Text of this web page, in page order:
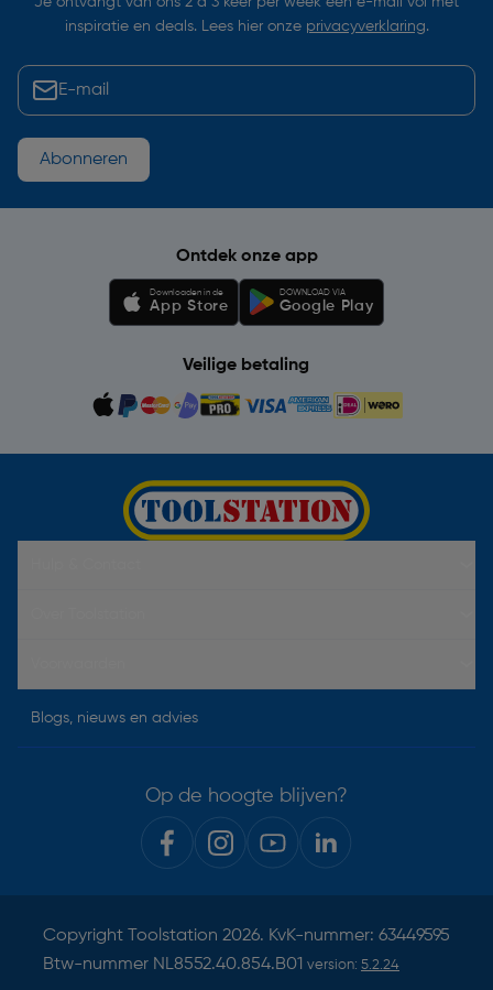
inspiratie en deals. Lees hier onze privacyverklaring.
Abonneren
Ontdek onze app
Downloaden in de
App Store
DOWNLOAD VIA
Google Play
Veilige betaling
Blogs, nieuws en advies
Op de hoogte blijven?
Copyright Toolstation 2026. KvK-nummer: 63449595
Btw-nummer NL8552.40.854.B01 version: 5.2.24